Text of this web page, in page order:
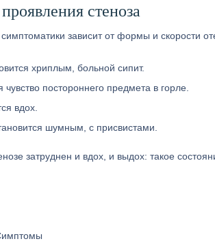
стеноза
зависит от формы и скорости
хриплым, больной сипит.
чувство постороннего предмета в горле.
вдох.
шумным, с присвистами.
затруднен и вдох, и выдох: такое